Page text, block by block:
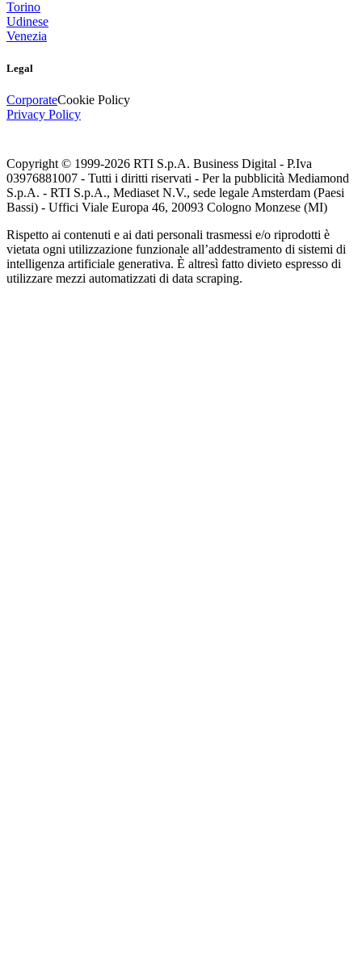
Torino
Udinese
Venezia
Legal
CorporateCookie Policy
Privacy Policy
Copyright © 1999-2026 RTI S.p.A. Business Digital - P.Iva
03976881007 - Tutti i diritti riservati - Per la pubblicità Mediamond
S.p.A. - RTI S.p.A., Mediaset N.V., sede legale Amsterdam (Paesi
Bassi) - Uffici Viale Europa 46, 20093 Cologno Monzese (MI)
Rispetto ai contenuti e ai dati personali trasmessi e/o riprodotti è
vietata ogni utilizzazione funzionale all’addestramento di sistemi di
intelligenza artificiale generativa. È altresì fatto divieto espresso di
utilizzare mezzi automatizzati di data scraping.